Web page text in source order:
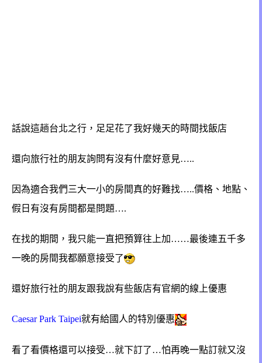
話說這趟台北之行，足足花了我好幾天的時間找飯店
還向旅行社的朋友詢問有沒有什麼好意見…..
因為適合我們三大一小的房間真的好難找…..價格、地點、
假日有沒有房間都是問題….
在找的期間，我只能一直把預算往上加……最後連五千多
一晚的房間我都願意接受了
還好旅行社的朋友跟我說有些飯店有官網的線上優惠
Caesar Park Taipei就有給國人的特別優惠
看了看價格還可以接受…就下訂了…怕再晚一點訂就又沒